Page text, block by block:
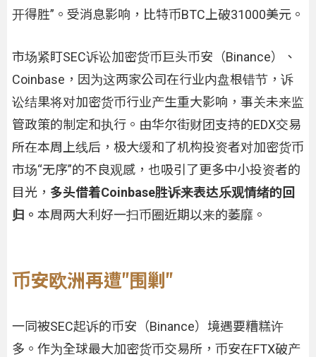
开得胜”。受消息影响，比特币BTC上破31000美元。
市场紧盯SEC诉讼加密货币巨头币安（Binance）、
Coinbase，因为这两家公司在行业内盘根错节，诉
讼结果将对加密货币行业产生重大影响，事关未来监
管政策的制定和执行。由华尔街财团支持的EDX交易
所在本周上线后，极大缓和了机构投资者对加密货币
市场“无序”的不良观感，也吸引了更多中小投资者的
目光， 多头借着Coinbase胜诉来表达乐观情绪的回
归。 本周两大利好一扫币圈近期以来的萎靡。
币安欧洲再遭"围剿"
一同被SEC起诉的币安（Binance）境遇要糟糕许
多。作为全球最大加密货币交易所，币安在FTX破产